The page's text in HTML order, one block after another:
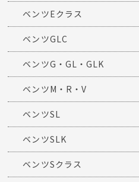
ベンツEクラス
ベンツGLC
ベンツG・GL・GLK
ベンツM・R・V
ベンツSL
ベンツSLK
ベンツSクラス